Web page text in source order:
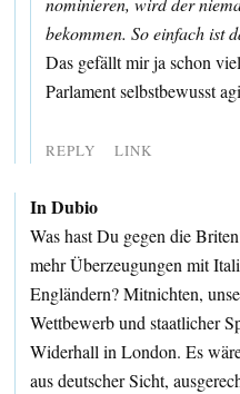
bekommen. So einfach ist
Das gefällt mir ja schon
Parlament selbstbewusst
REPLY LINK
In Dubio
Was hast Du gegen die
mehr Überzeugungen mit
Engländern? Mitnichten,
Wettbewerb und staatlicher
Widerhall in London. Es
aus deutscher Sicht,